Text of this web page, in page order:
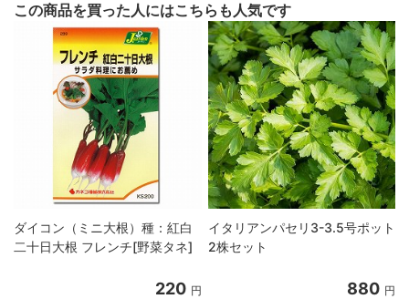
この商品を買った人にはこちらも人気です
ダイコン（ミニ大根）種：紅白
二十日大根 フレンチ[野菜タネ]
220 円
イタリアンパセリ3-3.5号ポット
2株セット
880 円